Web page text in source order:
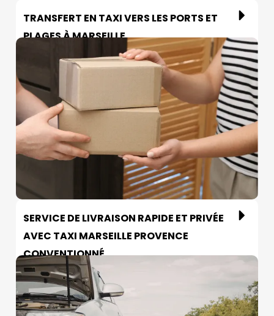
TRANSFERT EN TAXI VERS LES PORTS ET
PLAGES À MARSEILLE
SERVICE DE LIVRAISON RAPIDE ET PRIVÉE
AVEC TAXI MARSEILLE PROVENCE
CONVENTIONNÉ